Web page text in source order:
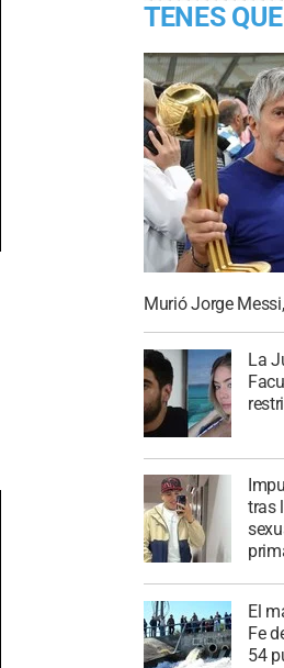
TENES
Murió Jorge
La
tras
El
Fe
54